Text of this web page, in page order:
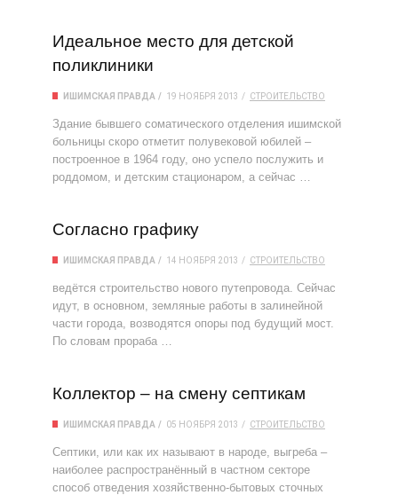
Идеальное место для детской
поликлиники
ИШИМСКАЯ ПРАВДА 19 НОЯБРЯ 2013 СТРОИТЕЛЬСТВО
Здание бывшего соматического отделения ишимской
больницы скоро отметит полувековой юбилей –
построенное в 1964 году, оно успело послужить и
роддомом, и детским стационаром, а сейчас …
Согласно графику
ИШИМСКАЯ ПРАВДА 14 НОЯБРЯ 2013 СТРОИТЕЛЬСТВО
ведётся строительство нового путепровода. Сейчас
идут, в основном, земляные работы в залинейной
части города, возводятся опоры под будущий мост.
По словам прораба …
Коллектор – на смену септикам
ИШИМСКАЯ ПРАВДА 05 НОЯБРЯ 2013 СТРОИТЕЛЬСТВО
Септики, или как их называют в народе, выгреба –
наиболее распространённый в частном секторе
способ отведения хозяйственно-бытовых сточных